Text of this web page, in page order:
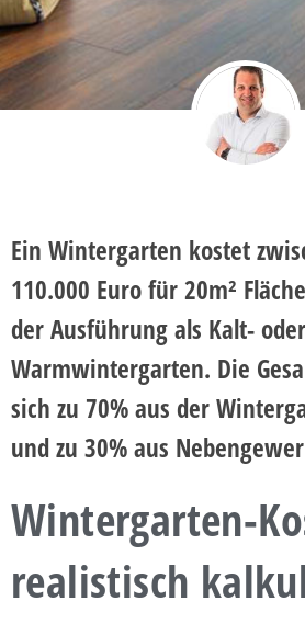
Ein Wintergarten kostet
110.000 Euro für 20m²
der Ausführung als Kalt- oder
Warmwintergarten. Die
sich zu 70% aus der
und zu 30% aus
Wintergarten-
realistisch